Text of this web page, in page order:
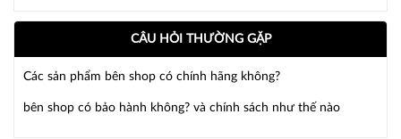
CÂU HỎI THƯỜNG GẶP
Các sản phẩm bên shop có chính hãng không?
bên shop có bảo hành không? và chính sách như thế nào